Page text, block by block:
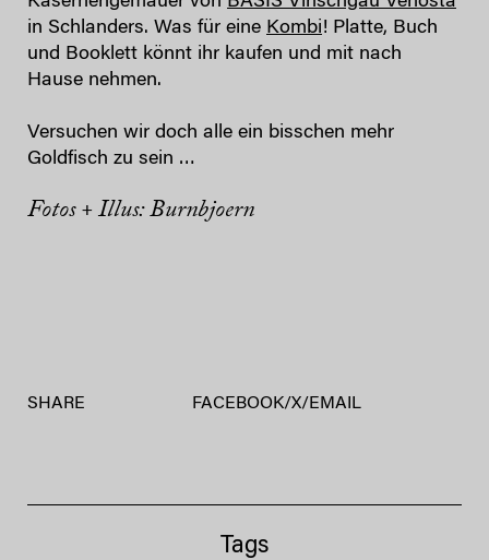
in Schlanders. Was für eine Kombi! Platte, Buch
und Booklett könnt ihr kaufen und mit nach
Hause nehmen.
Versuchen wir doch alle ein bisschen mehr
Goldfisch zu sein …
Fotos + Illus: Burnbjoern
SHARE FACEBOOK/X/EMAIL
Tags